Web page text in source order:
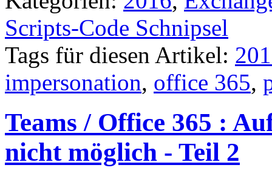
Scripts-Code Schnipsel
Tags für diesen Artikel:
impersonation, office 365,
Teams / Office 365 :
nicht möglich - Teil 2